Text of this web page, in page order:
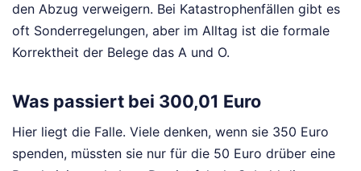
den Abzug verweigern. Bei Katastrophenfällen gibt es
oft Sonderregelungen, aber im Alltag ist die formale
Korrektheit der Belege das A und O.
Was passiert bei 300,01 Euro
Hier liegt die Falle. Viele denken, wenn sie 350 Euro
spenden, müssten sie nur für die 50 Euro drüber eine